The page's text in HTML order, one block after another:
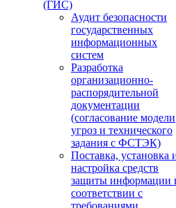
(ГИС)
Аудит безопасности
государственных
информационных
систем
Разработка
организационно-
распорядительной
документации
(согласование модели
угроз и технического
задания с ФСТЭК)
Поставка, установка
настройка средств
защиты информации
соответствии с
требованиями